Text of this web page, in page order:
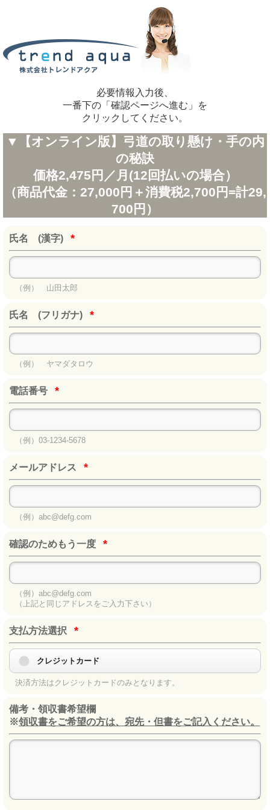
必要情報入力後、
一番下の「確認ページへ進む」を
クリックしてください。
▼【オンライン版】弓道の取り懸け・手の内
の秘訣
価格2,475円／月(12回払いの場合）
（商品代金：27,000円＋消費税2,700円=計29,
700円）
氏名 (漢字) *
（例） 山田太郎
氏名 (フリガナ) *
（例） ヤマダタロウ
電話番号 *
（例）03-1234-5678
メールアドレス *
（例）abc@defg.com
確認のためもう一度 *
（例）abc@defg.com
（上記と同じアドレスをご入力下さい）
支払方法選択 *
クレジットカード
決済方法はクレジットカードのみとなります。
備考・領収書希望欄
※領収書をご希望の方は、宛先・但書をご記入ください。